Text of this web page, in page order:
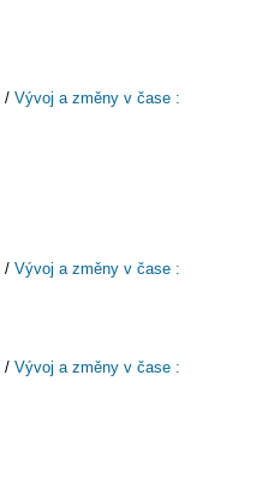
/ Vývoj a změny v čase :
/ Vývoj a změny v čase :
/ Vývoj a změny v čase :